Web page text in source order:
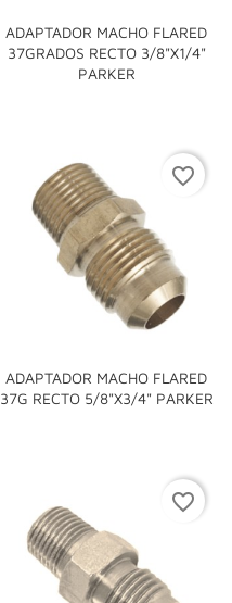
ADAPTADOR MACHO FLARED
37GRADOS RECTO 3/8"x1/4"
PARKER
ADAPTADOR MACHO FLARED
37G RECTO 5/8"x3/4" PARKER
favorite_border
favorite_border